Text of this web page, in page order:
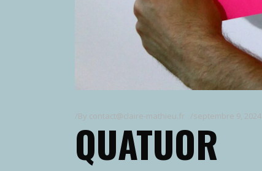
By contact@claire-mathieu.fr septembre 9, 2024
QUATUOR